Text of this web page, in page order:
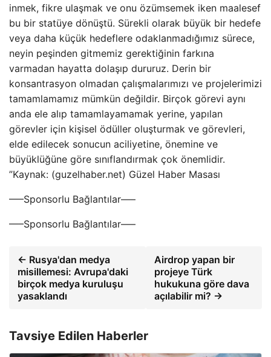
inmek, fikre ulaşmak ve onu özümsemek iken maalesef
bu bir statüye dönüştü. Sürekli olarak büyük bir hedefe
veya daha küçük hedeflere odaklanmadığımız sürece,
neyin peşinden gitmemiz gerektiğinin farkına
varmadan hayatta dolaşıp dururuz. Derin bir
konsantrasyon olmadan çalışmalarımızı ve projelerimizi
tamamlamamız mümkün değildir. Birçok görevi aynı
anda ele alıp tamamlayamamak yerine, yapılan
görevler için kişisel ödüller oluşturmak ve görevleri,
elde edilecek sonucun aciliyetine, önemine ve
büyüklüğüne göre sınıflandırmak çok önemlidir.
”Kaynak: (guzelhaber.net) Güzel Haber Masası
—–Sponsorlu Bağlantılar—–
—–Sponsorlu Bağlantılar—–
← Rusya'dan medya
misillemesi: Avrupa'daki
birçok medya kuruluşu
yasaklandı
Airdrop yapan bir
projeye Türk
hukukuna göre dava
açılabilir mi? →
Tavsiye Edilen Haberler